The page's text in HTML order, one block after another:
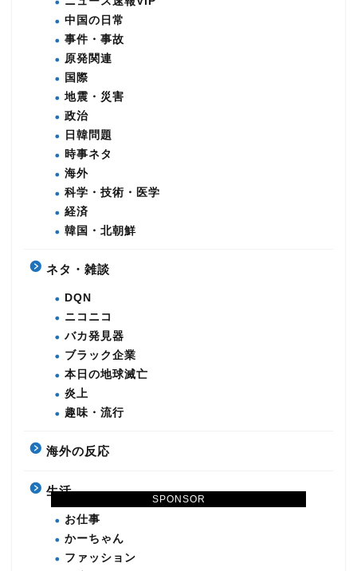
SPONSOR
中国の日常
事件・事故
原発関連
国際
地震・災害
政治
日韓問題
時事ネタ
海外
科学・技術・医学
経済
韓国・北朝鮮
ネタ・雑談
DQN
ニコニコ
バカ発見器
ブラック企業
本日の地球滅亡
炎上
趣味・流行
海外の反応
生活
お仕事
かーちゃん
ファッション